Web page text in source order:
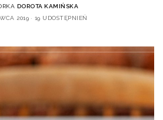
DOROTA KAMIŃSKA
2019
19 UDOSTĘPNIEŃ